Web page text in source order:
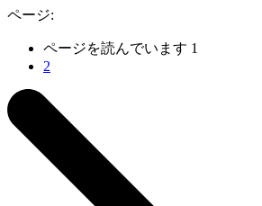
ページ:
ページを読んでいます 1
2